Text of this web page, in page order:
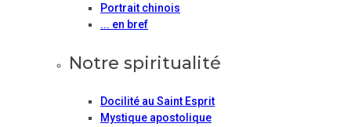
Portrait chinois
... en bref
Notre spiritualité
Docilité au Saint Esprit
Mystique apostolique